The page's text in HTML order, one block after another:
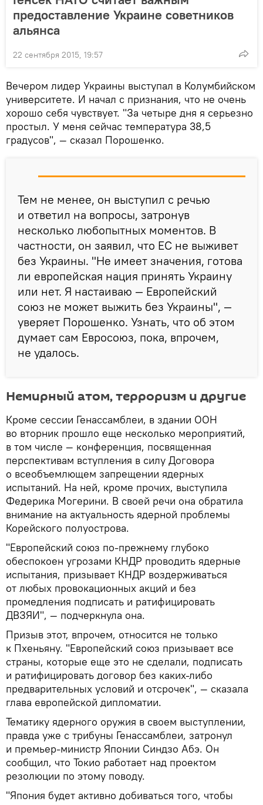
предоставление Украине советников
альянса
22 сентября 2015, 19:57
Вечером лидер Украины выступал в Колумбийском
университете. И начал с признания, что не очень
хорошо себя чувствует. "За четыре дня я серьезно
простыл. У меня сейчас температура 38,5
градусов", — сказал Порошенко.
Тем не менее, он выступил с речью
и ответил на вопросы, затронув
несколько любопытных моментов. В
частности, он заявил, что ЕС не выживет
без Украины. "Не имеет значения, готова
ли европейская нация принять Украину
или нет. Я настаиваю — Европейский
союз не может выжить без Украины", —
уверяет Порошенко. Узнать, что об этом
думает сам Евросоюз, пока, впрочем,
не удалось.
Немирный атом, терроризм и другие
Кроме сессии Генассамблеи, в здании ООН
во вторник прошло еще несколько мероприятий,
в том числе — конференция, посвященная
перспективам вступления в силу Договора
о всеобъемлющем запрещении ядерных
испытаний. На ней, кроме прочих, выступила
Федерика Могерини. В своей речи она обратила
внимание на актуальность ядерной проблемы
Корейского полуострова.
"Европейский союз по-прежнему глубоко
обеспокоен угрозами КНДР проводить ядерные
испытания, призывает КНДР воздерживаться
от любых провокационных акций и без
промедления подписать и ратифицировать
ДВЗЯИ", — подчеркнула она.
Призыв этот, впрочем, относится не только
к Пхеньяну. "Европейский союз призывает все
страны, которые еще это не сделали, подписать
и ратифицировать договор без каких-либо
предварительных условий и отсрочек", — сказала
глава европейской дипломатии.
Тематику ядерного оружия в своем выступлении,
правда уже с трибуны Генассамблеи, затронул
и премьер-министр Японии Синдзо Абэ. Он
сообщил, что Токио работает над проектом
резолюции по этому поводу.
"Япония будет активно добиваться того, чтобы